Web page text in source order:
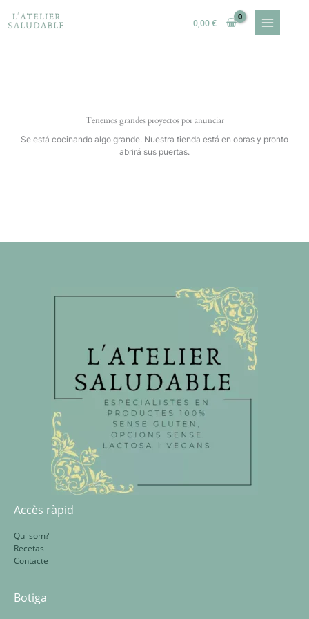
contenido
0,00€
Tenemos grandes proyectos por anunciar
Se está cocinando algo grande. Nuestra tienda está en obras y pronto
abrirá sus puertas.
Accès ràpid
Qui som?
Recetas
Contacte
Botiga